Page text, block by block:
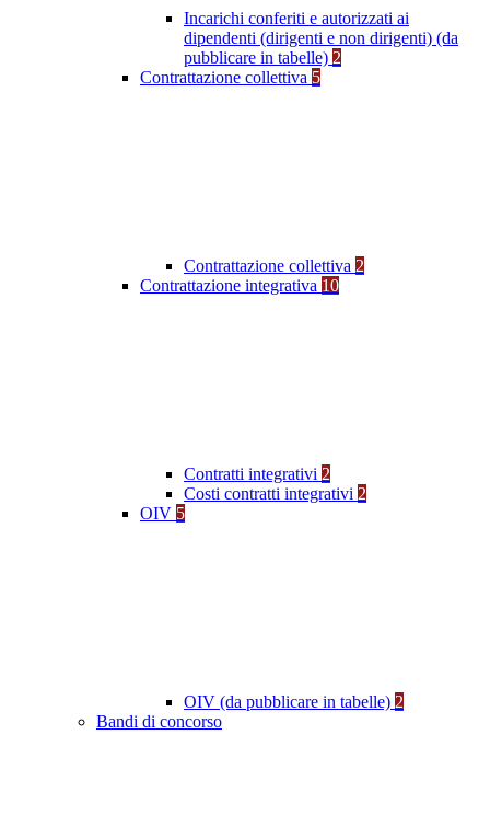
Incarichi conferiti e autorizzati ai
dipendenti (dirigenti e non dirigenti) (da
pubblicare in tabelle) 2
Contrattazione collettiva 5
Contrattazione collettiva 2
Contrattazione integrativa 10
Contratti integrativi 2
Costi contratti integrativi 2
OIV 5
OIV (da pubblicare in tabelle) 2
Bandi di concorso